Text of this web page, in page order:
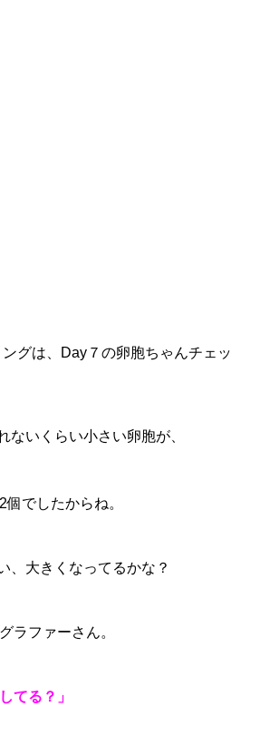
グは、Day７の卵胞ちゃんチェッ
ないくらい小さい卵胞が、
でしたからね。
、大きくなってるかな？
ラファーさん。
てる？」